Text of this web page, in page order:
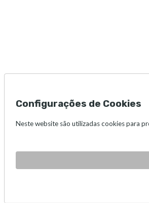
Configurações de Cookies
Neste website são utilizadas cookies para